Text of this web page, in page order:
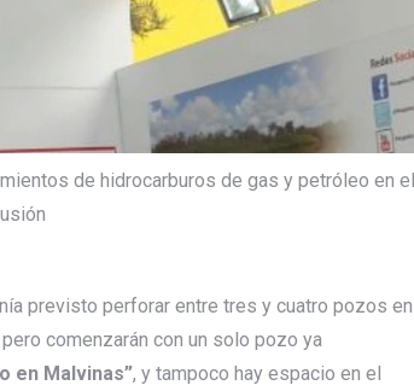
de hidrocarburos de gas y petróleo en el
previsto perforar entre tres y cuatro pozos en
comenzarán con un solo pozo ya
en Malvinas”, y tampoco hay espacio en el